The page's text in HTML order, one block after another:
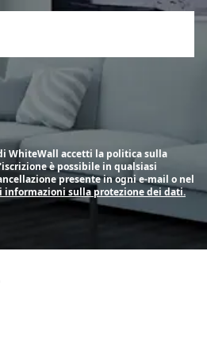
WhiteWall accetti la politica sulla
è possibile in qualsiasi
presente in ogni e-mail o nel
informazioni sulla protezione dei dati.